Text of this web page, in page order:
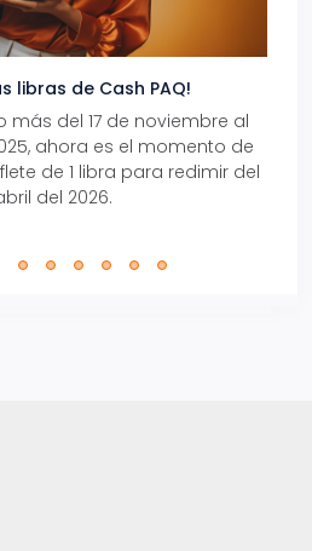
libras de Cash PAQ!
más del 17 de noviembre al
ahora es el momento de
de 1 libra para redimir del
del 2026.